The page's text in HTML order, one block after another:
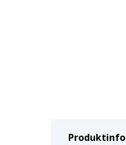
Produktinfo